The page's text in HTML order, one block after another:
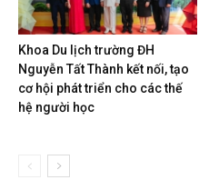
Khoa Du lịch trường ĐH
Nguyễn Tất Thành kết nối, tạo
cơ hội phát triển cho các thế
hệ người học